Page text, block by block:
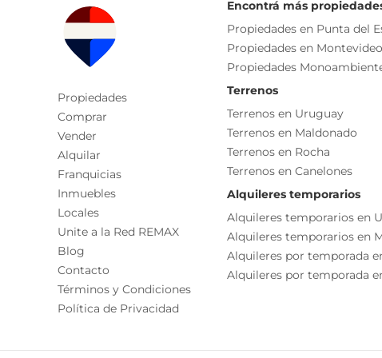
Seguridad
Ascensor
Ambientes
Dormitorio
Baño
Living
Características
Living/comedor
Propiedades
Comprar
Vender
Alquilar
Franquicias
Inmuebles
Locales
Unite a la Red REMAX
Blog
Contacto
Términos y Condiciones
Política de Privacidad
Encontrá más
Propiedades en Punta del
Propiedades en Montevideo
Propiedades
Terrenos
Terrenos en Uruguay
Terrenos en Maldonado
Terrenos en Rocha
Terrenos en Canelones
Alquileres temporarios
Alquileres temporarios en
Alquileres temporarios en
Alquileres por temporada
Alquileres por temporada